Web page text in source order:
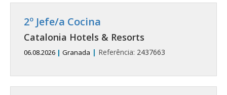
2º Jefe/a Cocina
Catalonia Hotels & Resorts
06.08.2026 | Granada | Referência: 2437663